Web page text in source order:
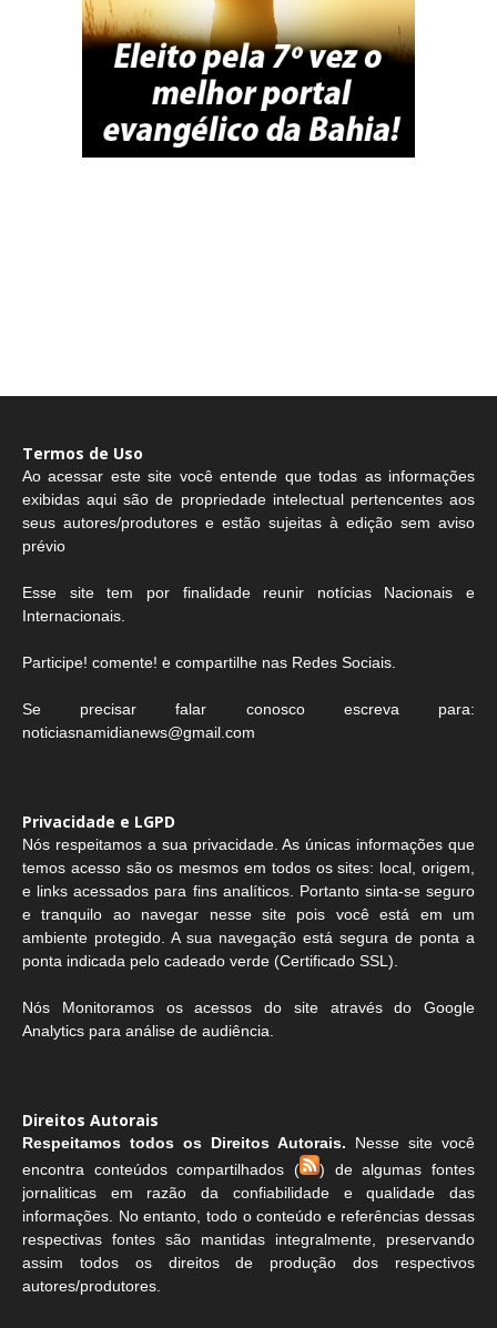
Termos de Uso
Ao acessar este site você entende que todas as informações
exibidas aqui são de propriedade intelectual pertencentes aos
seus autores/produtores e estão sujeitas à edição sem aviso
prévio
Esse site tem por finalidade reunir notícias Nacionais e
Internacionais.
Participe! comente! e compartilhe nas Redes Sociais.
Se precisar falar conosco escreva para:
noticiasnamidianews@gmail.com
Privacidade e LGPD
Nós respeitamos a sua privacidade. As únicas informações que
temos acesso são os mesmos em todos os sites: local, origem,
e links acessados para fins analíticos. Portanto sinta-se seguro
e tranquilo ao navegar nesse site pois você está em um
ambiente protegido. A sua navegação está segura de ponta a
ponta indicada pelo cadeado verde (Certificado SSL).
Nós Monitoramos os acessos do site através do Google
Analytics para análise de audiência.
Direitos Autorais
Respeitamos todos os Direitos Autorais. Nesse site você
encontra conteúdos compartilhados (
) de algumas fontes
jornaliticas em razão da confiabilidade e qualidade das
informações. No entanto, todo o conteúdo e referências dessas
respectivas fontes são mantidas integralmente, preservando
assim todos os direitos de produção dos respectivos
autores/produtores.